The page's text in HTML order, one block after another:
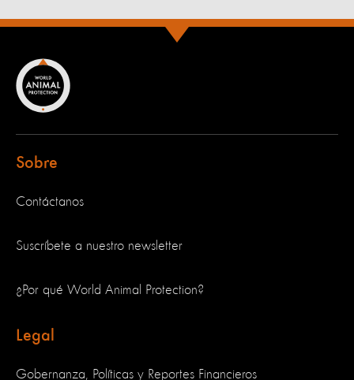
Sobre
Contáctanos
Suscríbete a nuestro newsletter
¿Por qué World Animal Protection?
Legal
Gobernanza, Políticas y Reportes Financieros